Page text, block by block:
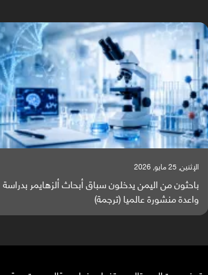
الإثنين, 25 مايو, 2026
باحثون من اليمن يدخلون سباق أبحاث ألزهايمر بدراسة
واعدة منشورة عالميا (ترجمة)